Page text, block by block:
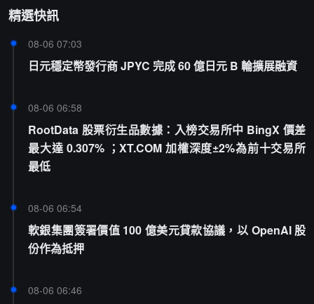
精選快訊
08-06 07:03
日元穩定幣發行商 JPYC 完成 60 億日元 B 輪擴展融資
08-06 06:58
RootData 股票衍生品數據：入榜交易所中 BingX 價差
最大達 0.307% ；XT.COM 加權深度±2%為前十交易所
最低
08-06 06:54
軟銀集團簽署價值 100 億美元貸款協議，以 OpenAI 股
份作為抵押
08-06 06:46